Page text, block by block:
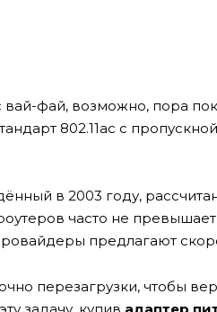
фай, возможно, пора
802.11ac с
в 2003 году,
часто не превышает
предлагают
перезагрузки, чтобы